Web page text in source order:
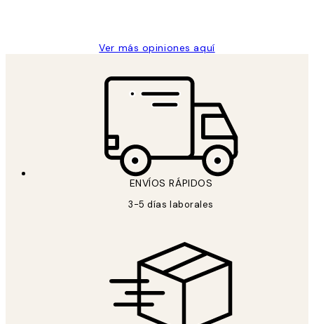
Ver más opiniones aquí
ENVÍOS RÁPIDOS
3-5 días laborales